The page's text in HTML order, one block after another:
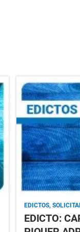
EDICTOS,
EDICTO: